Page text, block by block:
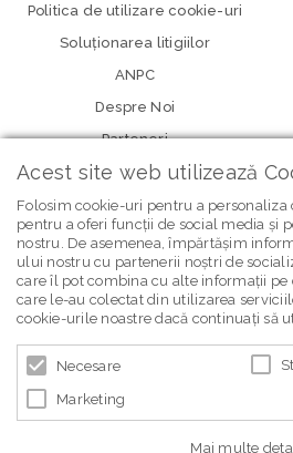
Politica de utilizare cookie-uri
Soluționarea litigiilor
ANPC
Despre Noi
Parteneri
newsletter
Acest site web utilizează
Folosim cookie-uri pentru a
pentru a oferi funcții de social media și
nostru. De asemenea, împărtășim
ului nostru cu partenerii noștri de
care îl pot combina cu alte informații pe
care le-au colectat din utilizarea
cookie-urile noastre dacă continuați să
Necesare
Marketing
Mai multe